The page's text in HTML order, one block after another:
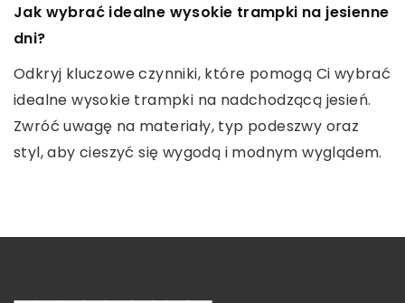
Ewolucja stylu ulicznego: Jak sneakersy stały
się ikoną mody codziennej
Prześledź fascynującą podróż sneakersów od
kultowych symboli sportowych do must-have
nowoczesnej mody ulicznej. Odkryj, jak ten rodzaj
obuwia zdobył serca fashionistów na całym
Jak wybrać idealne wysokie trampki na jesienne
dni?
Odkryj kluczowe czynniki, które pomogą Ci wybrać
idealne wysokie trampki na nadchodzącą jesień.
Zwróć uwagę na materiały, typ podeszwy oraz
styl, aby cieszyć się wygodą i modnym wyglądem.